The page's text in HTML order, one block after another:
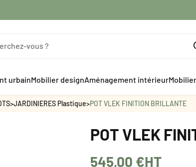
urbainMobilier designAménagement intérieur
>JARDINIERES Plastique>POT VLEK FINITION BRILLANTE
POT VLEK
545,00 €HT